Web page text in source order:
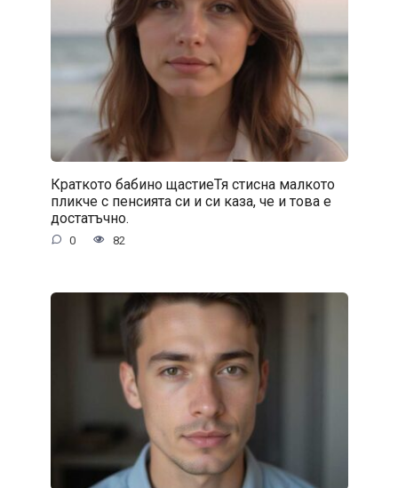
Краткото бабино щастиеТя стисна малкото
пликче с пенсията си и си каза, че и това е
достатъчно.
0 82